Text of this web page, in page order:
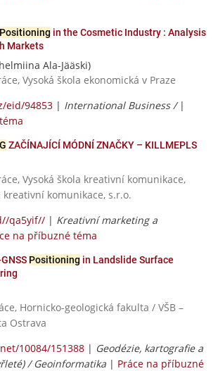
Positioning in the Cosmetic Industry : Analysis
Markets
Ala-Jääski)
Vysoká škola ekonomická v Praze
eid/94853 | International Business / |
ZAČÍNAJÍCÍ MÓDNÍ ZNAČKY – KILLMEPLS
Vysoká škola kreativní komunikace,
kreativní komunikace, s.r.o.
qa5yif// | Kreativní marketing a
na příbuzné téma
Positioning in Landslide Surface
Hornicko-geologická fakulta / VŠB –
Ostrava
10084/151388 | Geodézie, kartografie a
/ Geoinformatika | Práce na příbuzné